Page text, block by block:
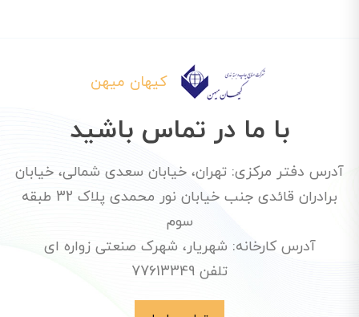
کیهان میهن
با ما در تماس باشید
آدرس دفتر مرکزی: تهران، خیابان سعدی شمالی، خیابان
برادران قائدی جنب خیابان نور محمدی پلاک 32 طبقه
سوم
آدرس کارخانه: شهریار، شهرک صنعتی زواره ای
تلفن 77613349